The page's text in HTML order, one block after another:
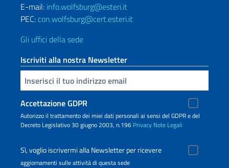
E-mail: info.wolfsburg@esteri.it
PEC: con.wolfsburg@cert.esteri.it
Gli uffici della sede
Iscriviti alla nostra Newsletter
Inserisci la tua email
Accettazione GDPR
Autorizzo il trattamento dei miei dati personali ai sensi del GDPR e del
Decreto Legislativo 30 giugno 2003, n.196 Privacy Note Legali
Sì, voglio iscrivermi alla Newsletter per ricevere
aggiornamenti sulle attività di questa sede